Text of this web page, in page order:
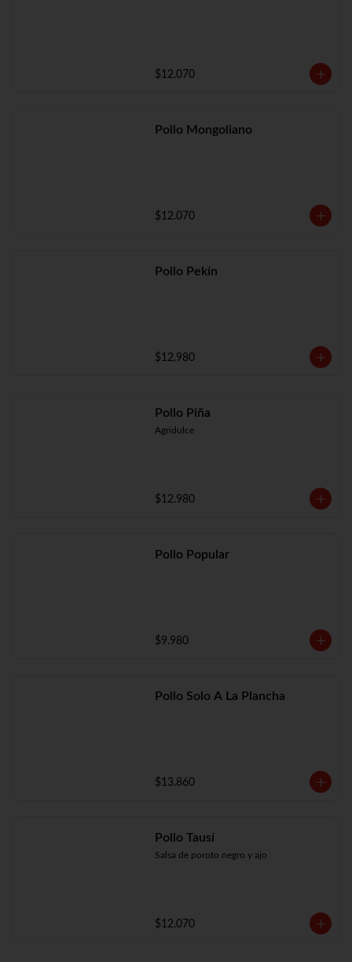
$12.070
Pollo Mongoliano
$12.070
Pollo Pekín
$12.980
Pollo Piña
Agridulce
$12.980
Pollo Popular
$9.980
Pollo Solo A La Plancha
$13.860
Pollo Tausí
Salsa de poroto negro y ajo
$12.070